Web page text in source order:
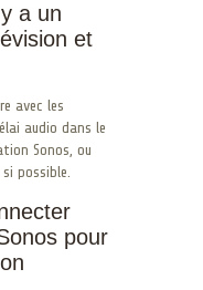
a un
et
avec les
audio dans le
Sonos, ou
possible.
pour